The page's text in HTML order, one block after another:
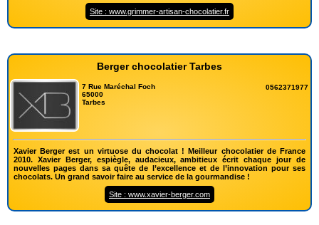
Site : www.grimmer-artisan-chocolatier.fr
Berger chocolatier Tarbes
7 Rue Maréchal Foch
65000
Tarbes
0562371977
Xavier Berger est un virtuose du chocolat ! Meilleur chocolatier de France
2010. Xavier Berger, espiègle, audacieux, ambitieux écrit chaque jour de
nouvelles pages dans sa quête de l’excellence et de l’innovation pour ses
chocolats. Un grand savoir faire au service de la gourmandise !
Site : www.xavier-berger.com